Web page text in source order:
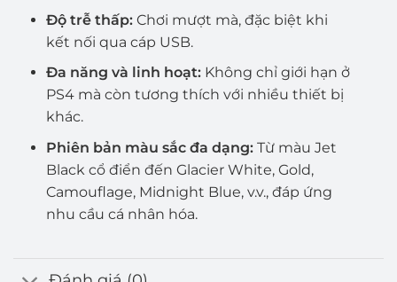
Độ trễ thấp:Chơi mượt mà, đặc biệt khi
kết nối qua cáp USB.
Đa năng và linh hoạt:Không chỉ giới hạn ở
PS4 mà còn tương thích với nhiều thiết bị
khác.
Phiên bản màu sắc đa dạng:Từ màu Jet
Black cổ điển đến Glacier White, Gold,
Camouflage, Midnight Blue, v.v., đáp ứng
nhu cầu cá nhân hóa.